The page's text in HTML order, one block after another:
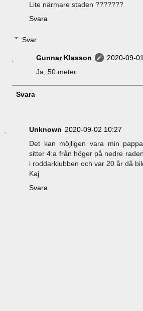
Lite närmare staden ???????
Svara
Svar
Gunnar Klasson
2020-09-
Ja, 50 meter.
Svara
Unknown 2020-09-02 10:27
Det kan möjligen vara min
sitter 4:a från höger på nedre
i roddarklubben och var 20 år då
Kaj
Svara